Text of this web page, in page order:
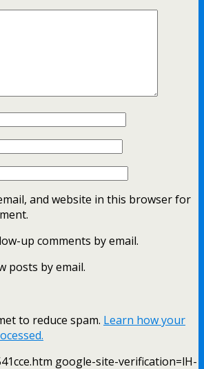
and website in this browser for
up comments by email.
posts by email.
to reduce spam. Learn how your
google-site-verification=lH-